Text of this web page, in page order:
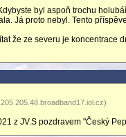
byl aspoň trochu
Já proto nebyl. Tento
že ze severu je koncentrace
205.48.broadband17.iol.cz)
z JV.S pozdravem "Český